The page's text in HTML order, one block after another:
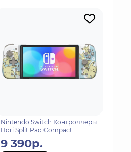
Nintendo Switch Контроллеры
Hori Split Pad Compact
консоли Switch (NSW-410U)
9 390р.